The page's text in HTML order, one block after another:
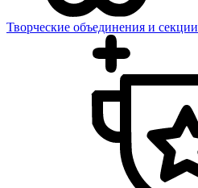
Творческие объединения и секции